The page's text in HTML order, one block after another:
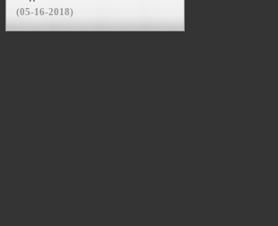
(05-16-2018)